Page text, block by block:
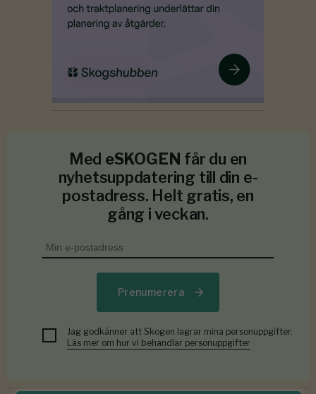
Med eSKOGEN får du en
nyhetsuppdatering till din e-
postadress. Helt gratis, en
gång i veckan.
Prenumerera
Jag godkänner att Skogen lagrar mina personuppgifter.
Läs mer om hur vi behandlar personuppgifter